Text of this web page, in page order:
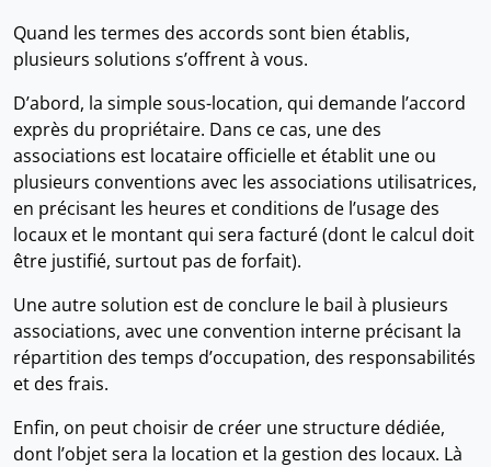
Quand les termes des accords sont bien établis,
plusieurs solutions s’offrent à vous.
D’abord, la simple sous-location, qui demande l’accord
exprès du propriétaire. Dans ce cas, une des
associations est locataire officielle et établit une ou
plusieurs conventions avec les associations utilisatrices,
en précisant les heures et conditions de l’usage des
locaux et le montant qui sera facturé (dont le calcul doit
être justifié, surtout pas de forfait).
Une autre solution est de conclure le bail à plusieurs
associations, avec une convention interne précisant la
répartition des temps d’occupation, des responsabilités
et des frais.
Enfin, on peut choisir de créer une structure dédiée,
dont l’objet sera la location et la gestion des locaux. Là